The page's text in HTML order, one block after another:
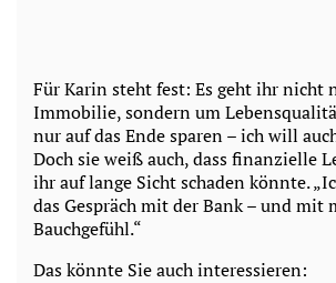
Für Karin steht fest: Es geht ihr nicht
Immobilie, sondern um
nur auf das Ende sparen – ich will
Doch sie weiß auch, dass finanzielle
ihr auf lange Sicht schaden könnte.
das Gespräch mit der Bank – und mit
Bauchgefühl.“
Das könnte Sie auch interessieren: